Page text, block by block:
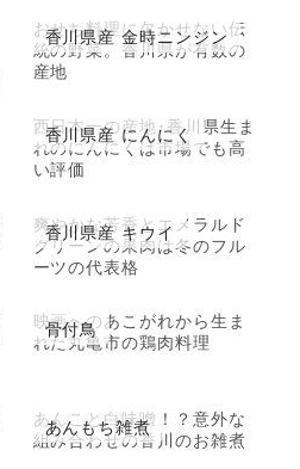
香川県産 金時ニンジン
おせち料理に欠かせない伝
統の野菜。香川県が有数の
産地
香川県産 にんにく
西日本一の産地･香川県生ま
れのにんにくは市場でも高
い評価
香川県産 キウイ
爽やかな芳香とエメラルド
グリーンの果肉は冬のフル
ーツの代表格
骨付鳥
映画へのあこがれから生ま
れた丸亀市の鶏肉料理
あんもち雑煮
あんこと白味噌！？意外な
組み合わせの香川のお雑煮